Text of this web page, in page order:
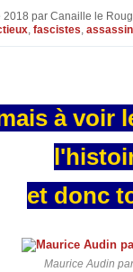
2018 par Canaille le
fascistes
à voir
et donc
Maurice Audin